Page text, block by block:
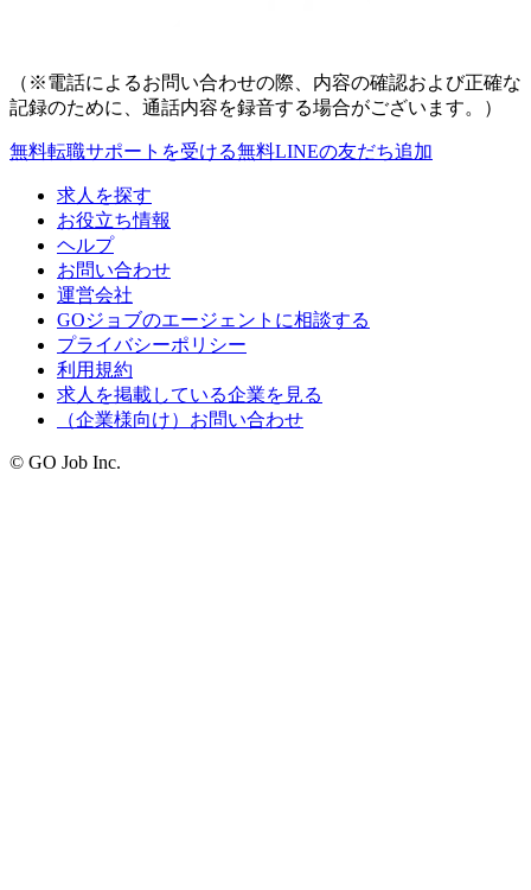
（※電話によるお問い合わせの際、内容の確認および正確な
記録のために、通話内容を録音する場合がございます。）
無料転職サポートを受ける無料LINEの友だち追加
求人を探す
お役立ち情報
ヘルプ
お問い合わせ
運営会社
GOジョブのエージェントに相談する
プライバシーポリシー
利用規約
求人を掲載している企業を見る
（企業様向け）お問い合わせ
© GO Job Inc.